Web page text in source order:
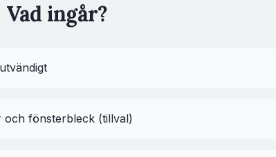
Vad ingår?
och fönsterbleck (tillval)